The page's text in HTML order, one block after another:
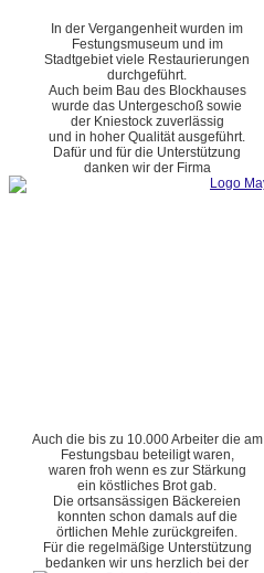
In der Vergangenheit wurden im
Festungsmuseum und im
Stadtgebiet viele Restaurierungen
durchgeführt.
Auch beim Bau des Blockhauses
wurde das Untergeschoß sowie
der Kniestock zuverlässig
und in hoher Qualität ausgeführt.
Dafür und für die Unterstützung
danken wir der Firma
Auch die bis zu 10.000 Arbeiter die am
Festungsbau beteiligt waren,
waren froh wenn es zur Stärkung
ein köstliches Brot gab.
Die ortsansässigen Bäckereien
konnten schon damals auf die
örtlichen Mehle zurückgreifen.
Für die regelmäßige Unterstützung
bedanken wir uns herzlich bei der